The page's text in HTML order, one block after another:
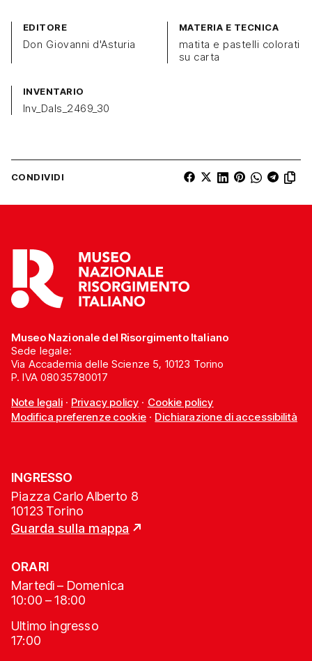
EDITORE
Don Giovanni d'Asturia
MATERIA E TECNICA
matita e pastelli colorati
su carta
INVENTARIO
Inv_Dals_2469_30
CONDIVIDI
Museo Nazionale del Risorgimento Italiano
Sede legale:
Via Accademia delle Scienze 5, 10123 Torino
P. IVA 08035780017
Note legali· Privacy policy · Cookie policy
Modifica preferenze cookie· Dichiarazione di accessibilità
INGRESSO
Piazza Carlo Alberto 8
10123 Torino
Guarda sulla mappa
ORARI
Martedì – Domenica
10:00 – 18:00
Ultimo ingresso
17:00